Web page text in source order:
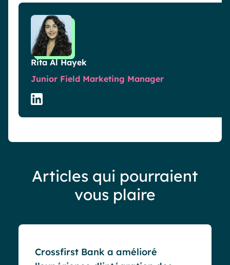
Rita Al Hayek
Junior Field Marketing Manager
Articles qui pourraient
vous plaire
Crossfirst Bank a amélioré